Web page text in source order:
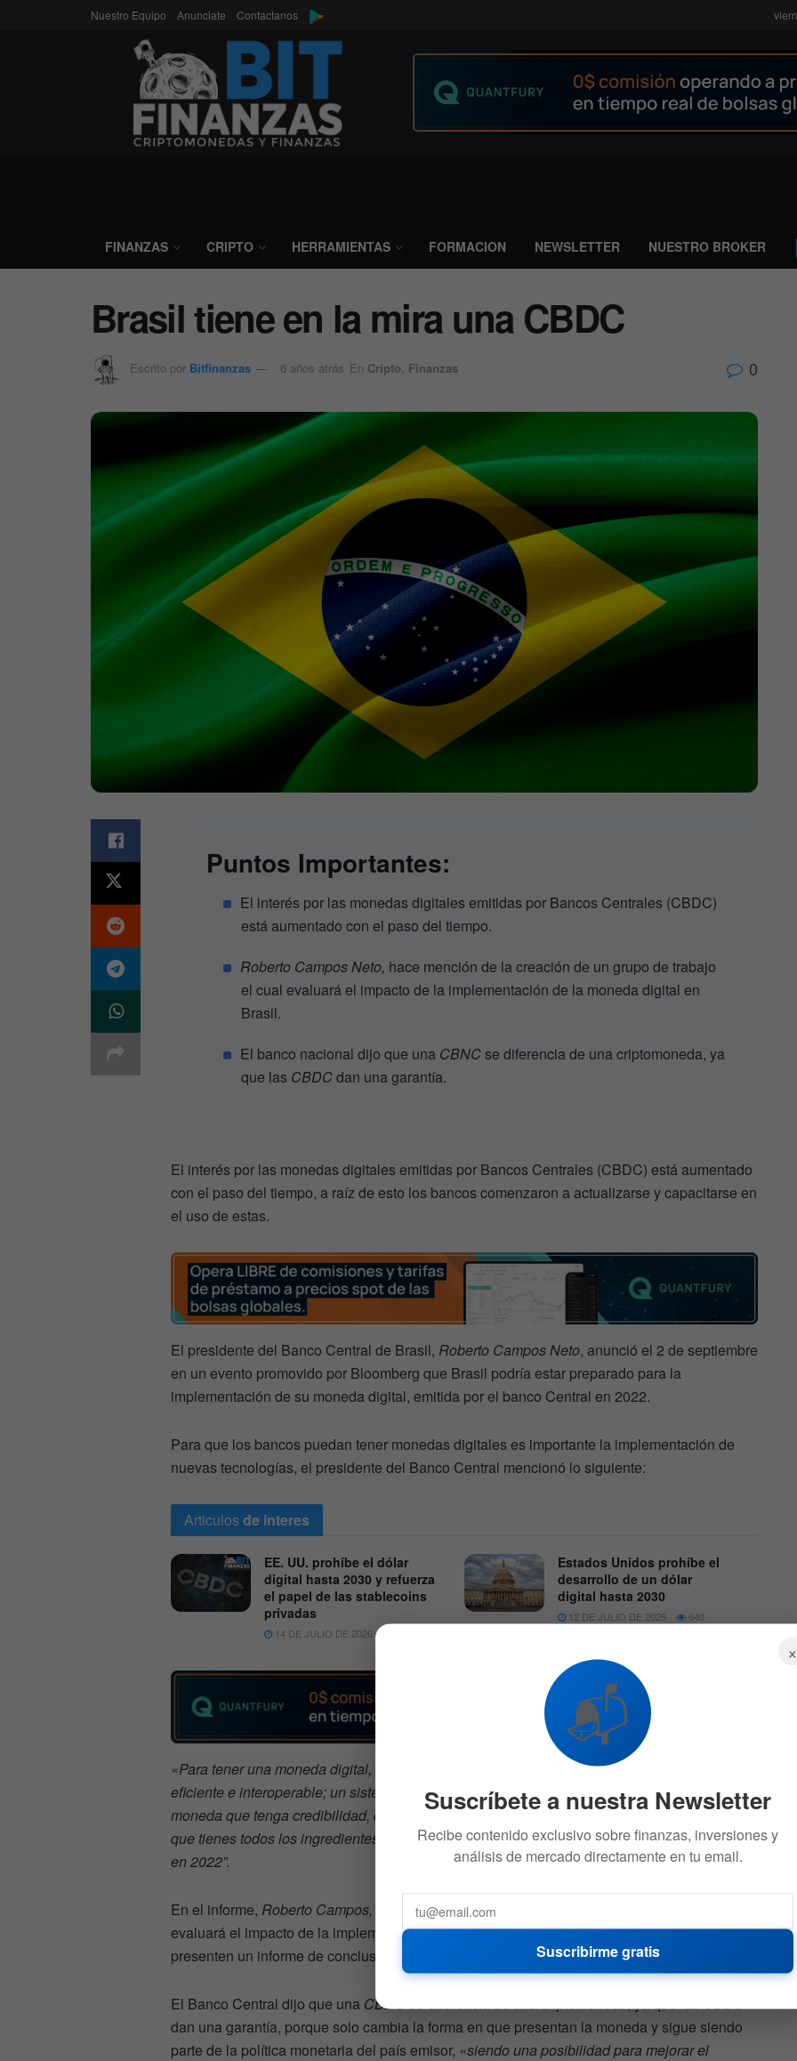
Nuestro Equipo Anunciate Contactanos
FINANZAS CRIPTO HERRAMIENTAS FORMACION NEWSLETTER NUESTRO BROKER
Brasil tiene en la mira una CBDC
Escrito por Bitfinanzas 6 años atrás En Cripto Finanzas 0
Puntos Importantes:
El interés por las monedas digitales emitidas por Bancos Centrales (CBDC)
está aumentado con el paso del tiempo.
Roberto Campos Neto, hace mención de la creación de un grupo de trabajo
el cual evaluará el impacto de la implementación de la moneda digital en
Brasil.
El banco nacional dijo que una CBNCse diferencia de una criptomoneda, ya
que las CBDCdan una garantía.
El interés por las monedas digitales emitidas por Bancos Centrales (CBDC) está aumentado
con el paso del tiempo, a raíz de esto los bancos comenzaron a actualizarse y capacitarse en
el uso de estas.
El presidente del Banco Central de Brasil, Roberto Campos Neto, anunció el 2 de septiembre
en un evento promovido por Bloomberg que Brasil podría estar preparado para la
implementación de su moneda digital, emitida por el banco Central en 2022.
Para que los bancos puedan tener monedas digitales es importante la implementación de
nuevas tecnologías, el presidente del Banco Central mencionó lo siguiente:
Articulosde interes
EE. UU. prohíbe el dólar
digital hasta 2030 y refuerza
el papel de las stablecoins
privadas
14 DE JULIO DE 2026
Estados Unidos prohíbe el
desarrollo de un dólar
digital hasta 2030
12 DE JULIO DE 2026 640
«Para tener una moneda digital, se necesita un sistema de pago instantáneo que sea
eficiente e interoperable; un sistema abierto, donde se pueda crear competencia; y una
moneda que tenga credibilidad, que sea convertible e internacional. Después de eso, creo
que tienes todos los ingredientes para tener una moneda digital. Creemos que la tendremos
en 2022”.
En el informe, Roberto Campos, hace mención de la creación de un grupo de trabajo, el cual
evaluará el impacto de la implementación de la moneda digital en Brasil, esperando que
presenten un informe de conclusiones en 6 meses.
El Banco Central dijo que una CBDCse diferencia de una criptomoneda, ya que lasCBDC
dan una garantía, porque solo cambia la forma en que presentan la moneda y sigue siendo
parte de la política monetaria del país emisor, «siendo una posibilidad para mejorar el
×
📬
Suscríbete a nuestra Newsletter
Recibe contenido exclusivo sobre finanzas, inversiones y
análisis de mercado directamente en tu email.
Suscribirme gratis